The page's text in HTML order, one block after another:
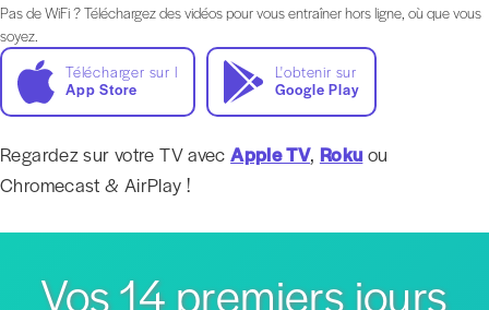
Pas de WiFi ? Téléchargez des vidéos pour vous entraîner hors ligne, où que vous
soyez.
Télécharger sur l
App Store
L'obtenir sur
Google Play
Regardez sur votre TV avecApple TV, Roku ou
Chromecast & AirPlay !
Vos 14 premiers jours